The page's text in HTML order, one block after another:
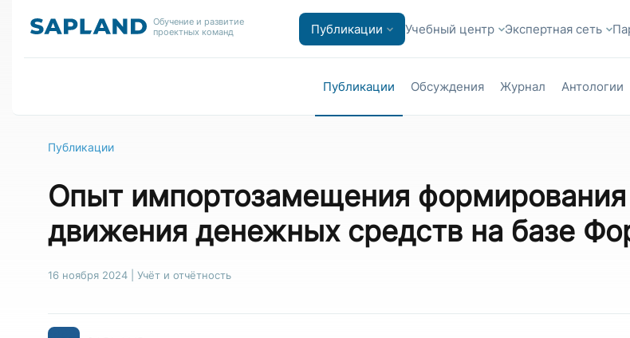
Обучение и развитие
проектных команд
Публикации Учебный центр Экспертная сеть
Публикации Обсуждения Журнал Антологии
Публикации
Опыт импортозамещения
движения денежных средств на базе
16 ноября 2024 Учёт и отчётность